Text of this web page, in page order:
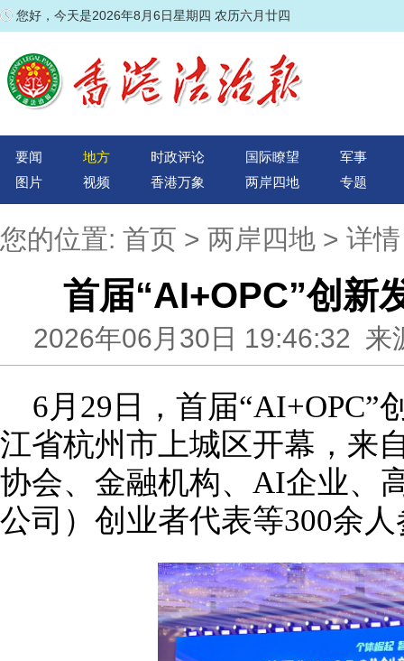
您好，今天是2026年8月6日星期四 农历六月廿四
要闻 地方 时政评论 国际瞭望
军事
图片
视频 香港万象 两岸四地 专题
您的位置: 首页 > 两岸四地 > 详情
首届“AI+OPC”创新
2026年06月30日 19:46:32
6月29日，首届“AI+OPC”
江省杭州市上城区开幕，来
协会、金融机构、AI企业、
公司）创业者代表等300余